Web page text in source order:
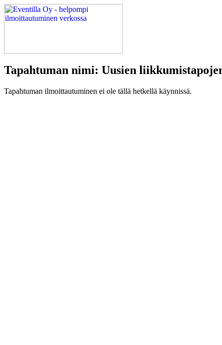
Tapahtuman nimi: Uusien
Tapahtuman ilmoittautuminen ei ole tällä hetkellä käynnissä.